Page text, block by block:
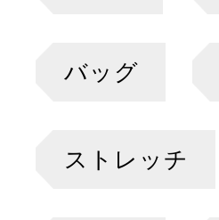
バッグ
ストレッチ